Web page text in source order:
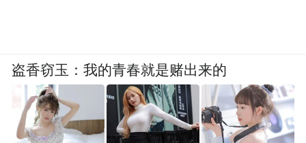
盗香窃玉：我的青春就是赌出来的